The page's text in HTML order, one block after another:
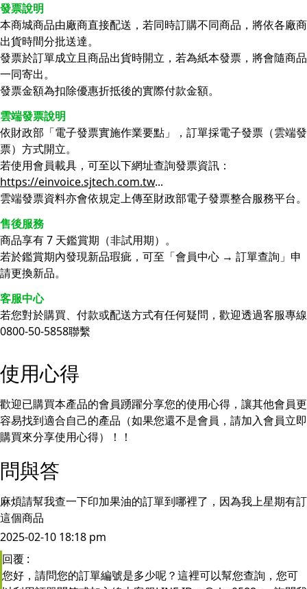
發票說明
本商城商品由廠商直接配送，若同時訂購不同商品，將依各廠商
出貨時間分批送達。
發票於訂單成立且商品出貨時開立，若為紙本發票，將會隨商品
一同寄出。
發票金額為扣除優惠折抵後的實際付款金額。
雲端發票說明
依財政部「電子發票實施作業要點」，訂單採電子發票（雲端發
票）方式開立。
若使用會員載具，可至以下網址查詢發票資訊：
https://einvoice.sjtech.com.tw...
雲端發票資料亦會依規定上傳至財政部電子發票整合服務平台。
售後服務
商品享有 7 天鑑賞期（非試用期）。
若於鑑賞期內發現新品瑕疵，可至「會員中心 → 訂單查詢」申
請更換新品。
客服中心
若您對於購買、付款或配送方式有任何疑問，歡迎透過客服專線
0800-50-5858聯繫
使用心得
歡迎已購買本產品的會員踴躍分享您的使用心得，讓其他會員更
容易找到適合自己的產品（如果您還不是會員，請加入會員立即
購買來分享使用心得）！！
問與答
麻煩請幫我查一下印加果油的訂單到哪裡了，因為我上星期有訂
這個商品
2025-02-10 18:18 pm
回覆 :
您好，請問您的訂單編號是多少呢？這裡可以幫您查詢，您可